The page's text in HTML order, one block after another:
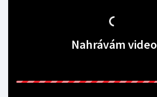
Rychlostní kanoistika
Nahrávám video